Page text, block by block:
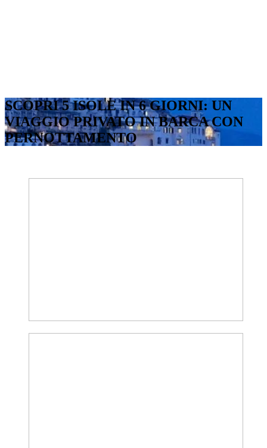
SCOPRI 5 ISOLE IN 6 GIORNI: UN
VIAGGIO PRIVATO IN BARCA CON
PERNOTTAMENTO